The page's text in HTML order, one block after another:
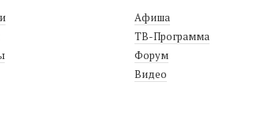
Афиша
ТВ-Программа
Форум
Видео